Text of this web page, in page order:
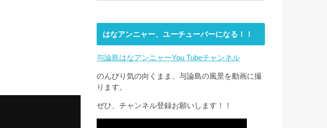
はなアンニャー、ユーチューバーになる！！
与論島はなアンニャーYou Tubeチャンネル
のんびり気の向くまま、与論島の風景を動画に撮
ります。
ぜひ、チャンネル登録お願いします！！